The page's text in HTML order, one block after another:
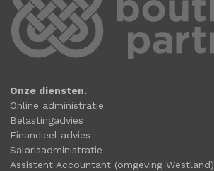
Onze diensten.
Online administratie
Belastingadvies
Financieel advies
Salarisadministratie
Assistent Accountant (omgeving Westland)